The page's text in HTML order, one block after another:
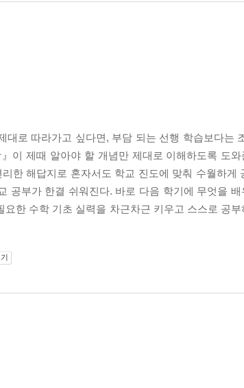
대로 따라가고 싶다면, 부담 되는 선행 학습보다는
이 제때 알아야 할 개념만 제대로 이해하도록 도
한 해답지로 혼자서도 학교 진도에 맞춰 수월하게
공부가 한결 쉬워진다. 바로 다음 학기에 무엇을
한 수학 기초 실력을 차근차근 키우고 스스로 공